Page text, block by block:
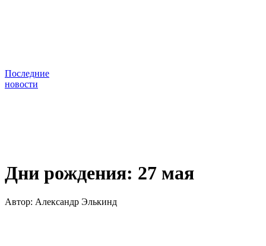
Последние
новости
Дни рождения: 27 мая
Автор: Александр Элькинд